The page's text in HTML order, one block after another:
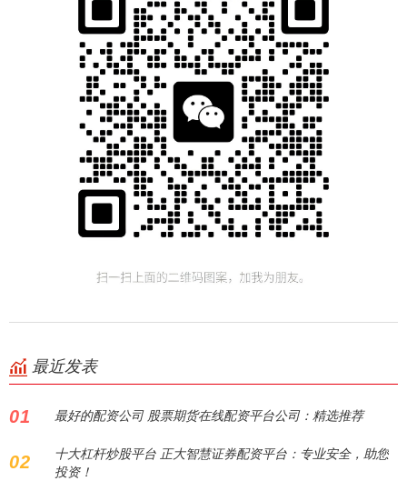
最近发表
01 最好的配资公司 股票期货在线配资平台公司：精选推荐
02
十大杠杆炒股平台 正大智慧证券配资平台：专业安全，助您
投资！